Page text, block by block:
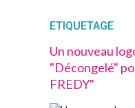
ETIQUETAGE
Un nouveau
"Décongelé"
FREDY"